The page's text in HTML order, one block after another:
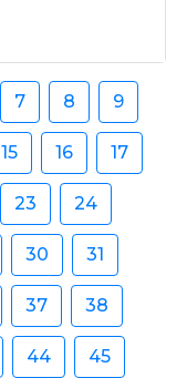
7 8 9
15 16 17
23 24
30 31
37 38
44 45